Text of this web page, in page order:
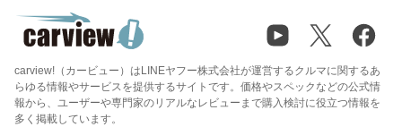
carview!（カービュー）はLINEヤフー株式会社が運営するクルマに関するあ
らゆる情報やサービスを提供するサイトです。価格やスペックなどの公式情
報から、ユーザーや専門家のリアルなレビューまで購入検討に役立つ情報を
多く掲載しています。